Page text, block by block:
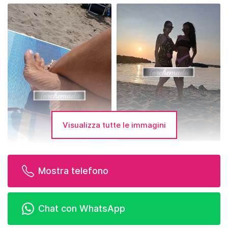
Visualizza tutte le immagini
Mostra telefono
Chat con WhatsApp